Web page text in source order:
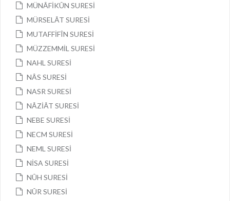
MÜNÂFİKÛN SURESİ
MÜRSELÂT SURESİ
MUTAFFİFÎN SURESİ
MÜZZEMMİL SURESİ
NAHL SURESİ
NÂS SURESİ
NASR SURESİ
NÂZİÂT SURESİ
NEBE SURESİ
NECM SURESİ
NEML SURESİ
NİSA SURESİ
NÛH SURESİ
NÛR SURESİ